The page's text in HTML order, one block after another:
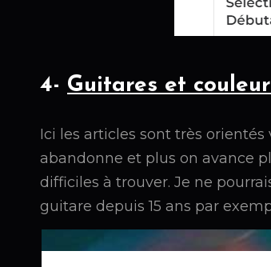
4- Guitares et
Ici les articles sont très orientés
abandonne et plus on avance
difficiles à trouver. Je ne
guitare depuis 15 ans par